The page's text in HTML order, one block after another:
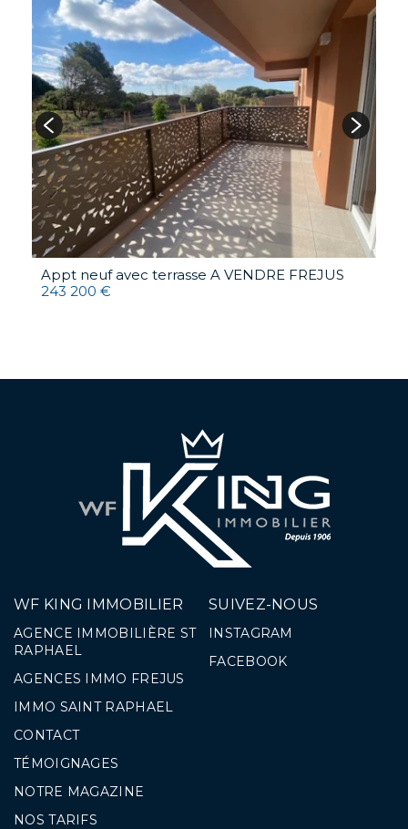
Appt neuf avec terrasse A VENDRE FREJUS
243 200 €
WF KING IMMOBILIER
AGENCE IMMOBILIÈRE ST
RAPHAEL
AGENCES IMMO FREJUS
IMMO SAINT RAPHAEL
CONTACT
TÉMOIGNAGES
NOTRE MAGAZINE
NOS TARIFS
SUIVEZ-NOUS
INSTAGRAM
FACEBOOK